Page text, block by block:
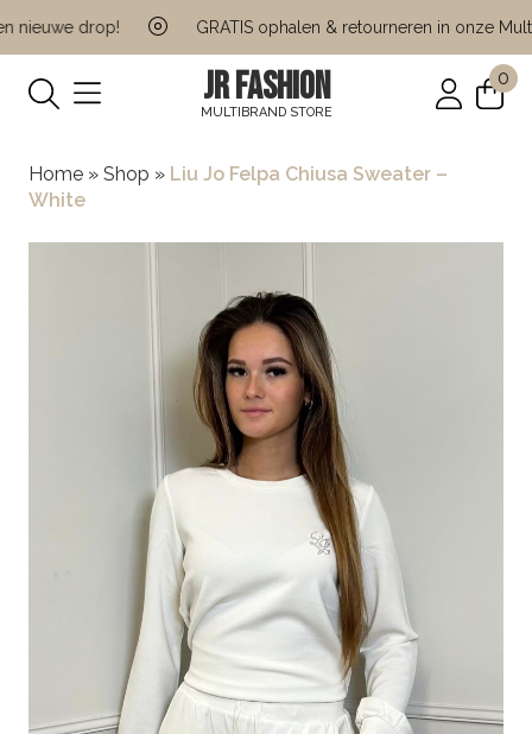
drop! GRATIS ophalen & retourneren in onze Multi
JR FASHION
MULTIBRAND STORE
0
Home » Shop » Liu Jo Felpa Chiusa Sweater –
White